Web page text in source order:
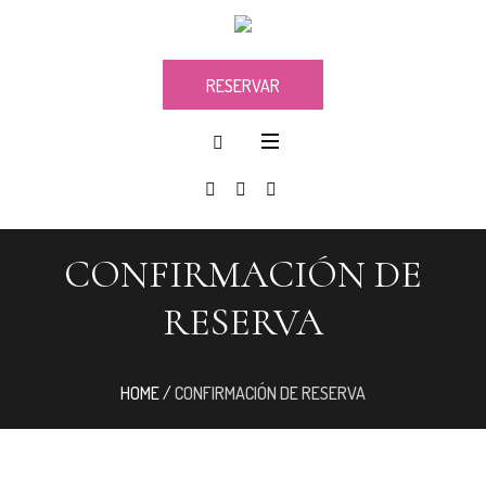
RESERVAR
CONFIRMACIÓN DE
RESERVA
HOME/CONFIRMACIÓN DE RESERVA